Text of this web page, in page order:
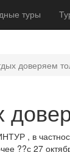
туры
доверяем
, в
??с 27